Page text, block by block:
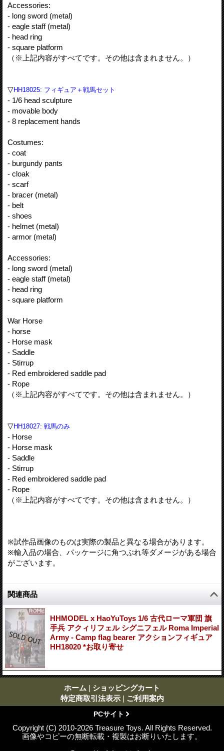
Accessories:
- long sword (metal)
- eagle staff (metal)
- head ring
- square platform
（※上記内容がすべてです。その他は含まれません。）
▽HH18025: フィギュア＋戦馬セット
- 1/6 head sculpture
- movable body
- 8 replacement hands
Costumes:
- coat
- burgundy pants
- cloak
- scarf
- bracer (metal)
- belt
- shoes
- helmet (metal)
- armor (metal)
Accessories:
- long sword (metal)
- eagle staff (metal)
- head ring
- square platform
War Horse
- horse
- Horse mask
- Saddle
- Stirrup
- Red embroidered saddle pad
- Rope
（※上記内容がすべてです。その他は含まれません。）
▽HH18027: 戦馬のみ
- Horse
- Horse mask
- Saddle
- Stirrup
- Red embroidered saddle pad
- Rope
（※上記内容がすべてです。その他は含まれません。）
※試作品画像のものは実際の製品と異なる場合があります。
※輸入品の場合、パッケージに角つぶれ等ダメージがある場合
がございます。
関連商品
HHMODEL x HaoYuToys 1/6 古代ローマ軍団 旗
手兵 アクィリフェル シグニフェル Roma Imperial
Army - Camp flag bearer アクションフィギュア
HH18020 *お取り寄せ
ホーム | ショッピングカート
特定商取引法表示 | ご利用案内
PCサイト
Copyright (C) 2010-2026 Treasure Toys. All Rights Reserved.
画像やコピーの無断転載・複製はお断りいたします。